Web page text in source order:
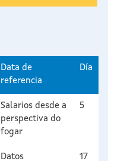
Data de
referencia
Día
Salarios desde a
perspectiva do
fogar
5
Datos
17